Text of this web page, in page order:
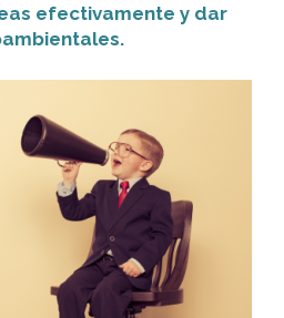
efectivamente y dar